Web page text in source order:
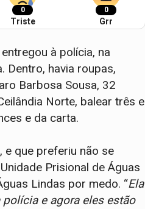
0
Triste
0
Grr
à polícia, na
Dentro, havia roupas,
Barbosa Sousa, 32
Norte, balear três e
e da carta.
e que preferiu não se
Prisional de Águas
Lindas por medo. “Ela
e agora eles estão